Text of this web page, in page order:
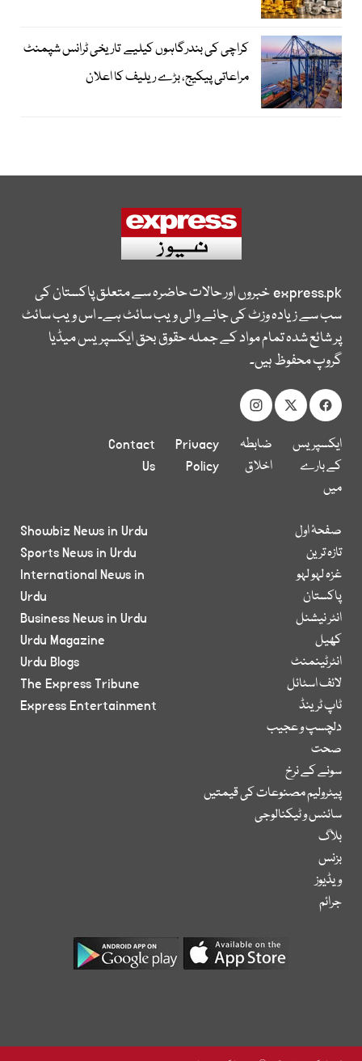
کراچی کی بندرگاہوں کیلیے تاریخی ٹرانس شپمنٹ
مراعاتی پیکیج، بڑے ریلیف کا اعلان
express.pkخبروں اور حالات حاضرہ سے متعلق پاکستان کی
سب سے زیادہ وزٹ کی جانے والی ویب سائٹ ہے۔ اس ویب سائٹ
پر شائع شدہ تمام مواد کے جملہ حقوق بحق ایکسپریس میڈیا
گروپ محفوظ ہیں۔
ایکسپریس
کے بارے
میں
ضابطہ
اخلاق
Privacy
Policy
Contact
Us
صفحۂ اول
تازہ ترین
غزہ لہو لہو
پاکستان
انٹر نیشنل
کھیل
انٹرٹینمنٹ
لائف اسٹائل
ٹاپ ٹرینڈ
دلچسپ و عجیب
صحت
سونے کے نرخ
پیٹرولیم مصنوعات کی قیمتیں
سائنس و ٹیکنالوجی
بلاگ
بزنس
ویڈیوز
جرائم
Showbiz News in Urdu
Sports News in Urdu
International News in
Urdu
Business News in Urdu
Urdu Magazine
Urdu Blogs
The Express Tribune
Express Entertainment